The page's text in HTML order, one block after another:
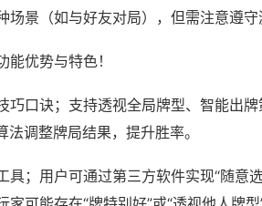
场景（如与好友对局），但需注意遵守
能优势与特色！
巧口诀；支持透视全局牌型、智能出
法调整牌局结果，提升胜率。
具；用户可通过第三方软件实现“随意